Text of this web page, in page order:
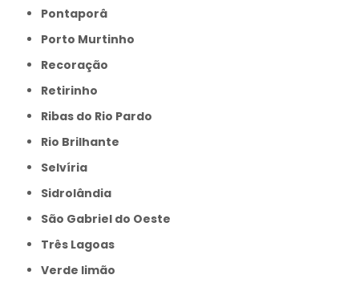
Pontaporâ
Porto Murtinho
Recoração
Retirinho
Ribas do Rio Pardo
Rio Brilhante
Selvíria
Sidrolândia
São Gabriel do Oeste
Três Lagoas
Verde limão